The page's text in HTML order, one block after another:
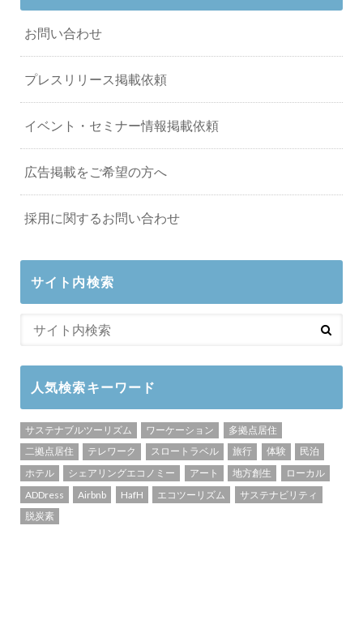
お問い合わせ
プレスリリース掲載依頼
イベント・セミナー情報掲載依頼
広告掲載をご希望の方へ
採用に関するお問い合わせ
サイト内検索
人気検索キーワード
サステナブルツーリズム ワーケーション
多拠点居住
二拠点居住
テレワーク スロートラベル 旅行 体験
民泊
ホテル
シェアリングエコノミー アート 地方創生
ローカル
ADDress
Airbnb HafH エコツーリズム
サステナビリティ
脱炭素